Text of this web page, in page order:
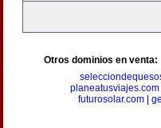
Otros dominios en venta:
planeatusviajes.com
futurosolar.com|